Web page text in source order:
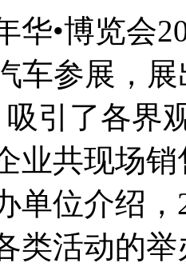
华•博览会
车参展，
引了各界
业共现场
单位介绍
类活动的